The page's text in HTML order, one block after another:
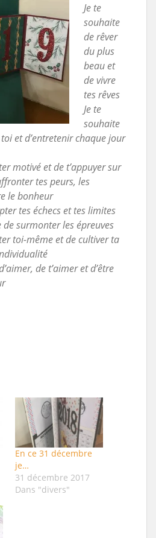
Je te
souhaite
de rêver
du plus
beau et
de vivre
tes rêves
Je te
souhaite
et d’entretenir chaque jour
motivé et de t’appuyer sur
ffronter tes peurs, les
le bonheur
tes échecs et tes limites
surmonter les épreuves
toi-même et de cultiver ta
de t’aimer et d’être
En ce 31 décembre
je…
31 décembre 2017
Dans "divers"